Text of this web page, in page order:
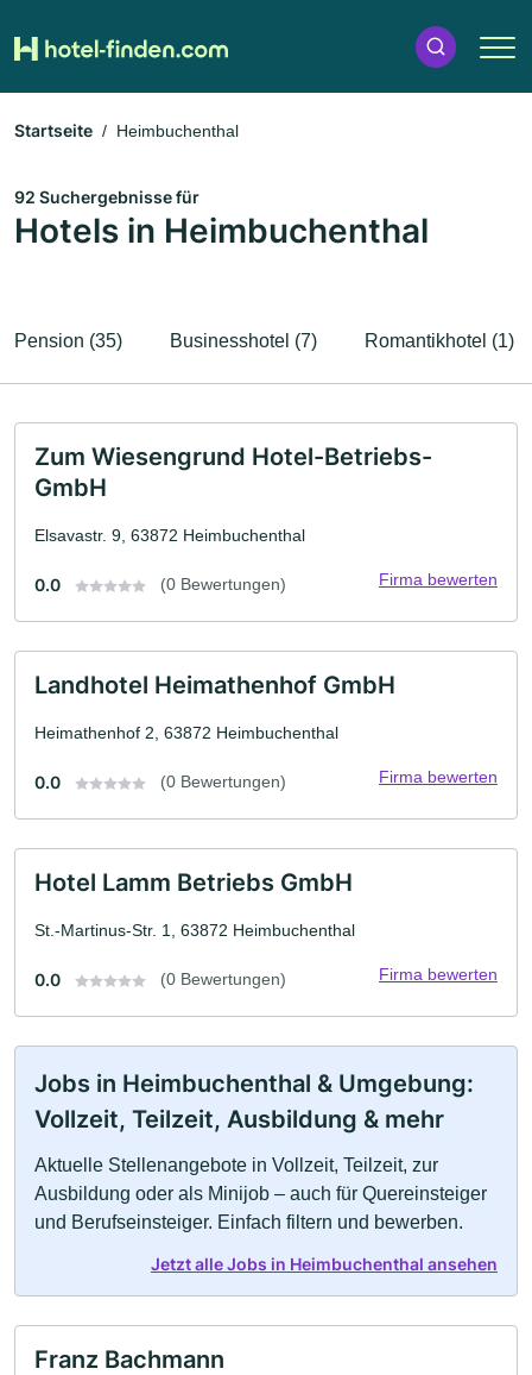
Startseite Heimbuchenthal
92 Suchergebnisse für
Hotels in Heimbuchenthal
Pension (35) Businesshotel (7) Romantikhotel (1)
Zum Wiesengrund Hotel-Betriebs-
GmbH
Elsavastr. 9, 63872 Heimbuchenthal
0.0 (0 Bewertungen) Firma bewerten
Landhotel Heimathenhof GmbH
Heimathenhof 2, 63872 Heimbuchenthal
0.0 (0 Bewertungen) Firma bewerten
Hotel Lamm Betriebs GmbH
St.-Martinus-Str. 1, 63872 Heimbuchenthal
0.0 (0 Bewertungen) Firma bewerten
Jobs in Heimbuchenthal & Umgebung:
Vollzeit, Teilzeit, Ausbildung & mehr
Aktuelle Stellenangebote in Vollzeit, Teilzeit, zur
Ausbildung oder als Minijob – auch für Quereinsteiger
und Berufseinsteiger. Einfach filtern und bewerben.
Jetzt alle Jobs in Heimbuchenthal ansehen
Franz Bachmann